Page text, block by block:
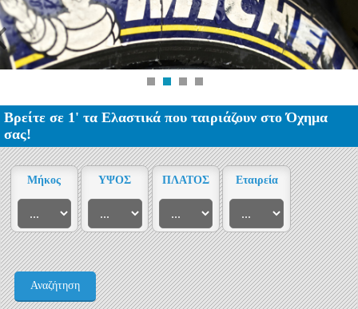
Βρείτε σε 1' τα Ελαστικά που ταιριάζουν στο Όχημα
σας!
Μήκος ΥΨΟΣ ΠΛΑΤΟΣ Εταιρεία
Αναζήτηση